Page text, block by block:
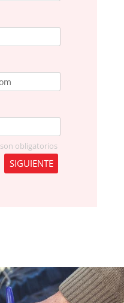
obligatorios
SIGUIENTE